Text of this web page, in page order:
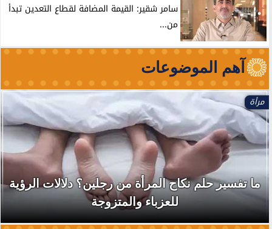
سامر شقير: القيمة المضافة لقطاع التعدين تبدأ
من...
آهم الموضوعات
مرأة
ما تفسير حلم نكاح المرأة من رجلين؟ دلالات الرؤية
للعزباء والمتزوجة